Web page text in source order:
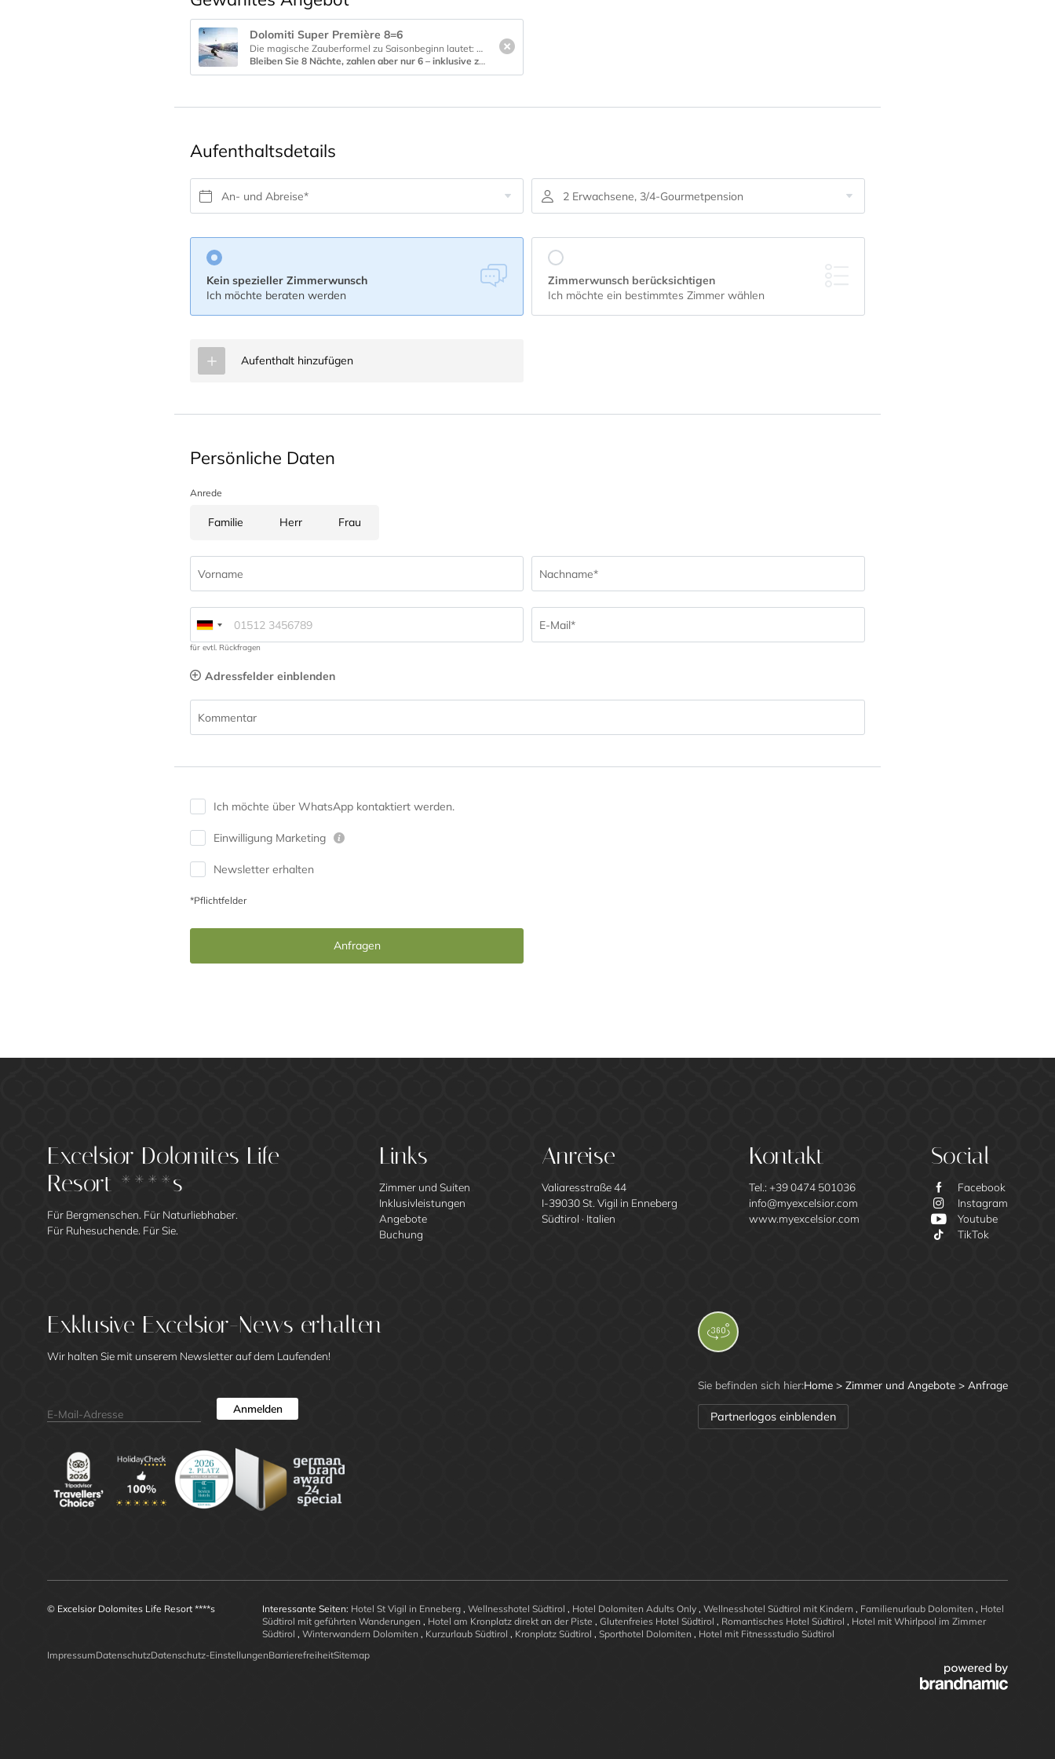
Dolomiti Super Première 8=6
Die magische Zauberformel zu Saisonbeginn lautet:
8=6!
✨ Starten Sie mit uns in die neue Saison und profitieren Sie von unserem besonderen Angebot:
Bleiben Sie 8 Nächte, zahlen aber nur 6 – inklusive zwei kostenlosen Skitagen!
Aufenthaltsdetails
An- und Abreise* 2 Erwachsene, 3/4-Gourmetpension
Kein spezieller Zimmerwunsch
Ich möchte beraten werden
Zimmerwunsch berücksichtigen
Ich möchte ein bestimmtes Zimmer wählen
Aufenthalt hinzufügen
Persönliche Daten
Anrede
Familie Herr Frau
Vorname Nachname*
für evtl. Rückfragen
E-Mail*
Adressfelder einblenden
Kommentar
Ich möchte über WhatsApp kontaktiert werden.
Einwilligung Marketing
Newsletter erhalten
*Pflichtfelder
Anfragen
Excelsior Dolomites Life
Resort ****s
Für Bergmenschen. Für Naturliebhaber.
Für Ruhesuchende. Für Sie.
Links
Zimmer und Suiten
Inklusivleistungen
Angebote
Buchung
Anreise
Valiaresstraße 44
I-39030 St. Vigil in Enneberg
Südtirol · Italien
Kontakt
Tel.: +39 0474 501036
info@myexcelsior.com
www.myexcelsior.com
Social
Facebook
Instagram
Youtube
TikTok
Exklusive Excelsior-News erhalten
Wir halten Sie mit unserem Newsletter auf dem Laufenden!
Anmelden
Sie befinden sich hier:Home > Zimmer und Angebote > Anfrage
Partnerlogos einblenden
© Excelsior Dolomites Life Resort ****s Interessante Seiten: Hotel St Vigil in Enneberg , Wellnesshotel Südtirol , Hotel Dolomiten Adults Only , Wellnesshotel Südtirol mit Kindern , Familienurlaub Dolomiten , Hotel
Südtirol mit geführten Wanderungen , Hotel am Kronplatz direkt an der Piste , Glutenfreies Hotel Südtirol , Romantisches Hotel Südtirol , Hotel mit Whirlpool im Zimmer
Südtirol , Winterwandern Dolomiten , Kurzurlaub Südtirol , Kronplatz Südtirol , Sporthotel Dolomiten , Hotel mit Fitnessstudio Südtirol
ImpressumDatenschutzDatenschutz-EinstellungenBarrierefreiheitSitemap